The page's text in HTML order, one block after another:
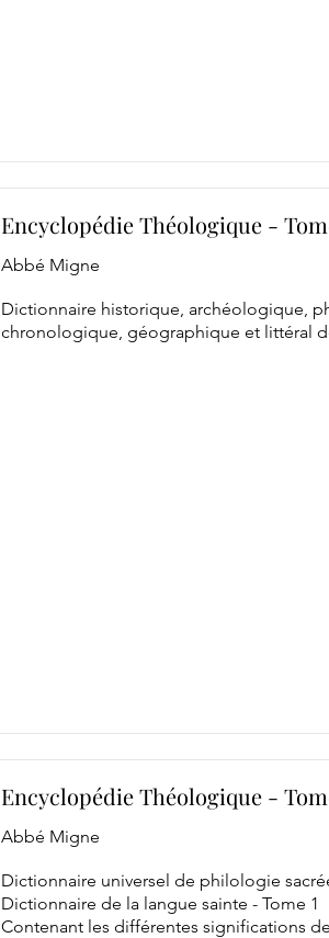
Encyclopédie Théologique -
Abbé Migne
Dictionnaire historique, archéologique,
chronologique, géographique et littéral
Encyclopédie Théologique -
Abbé Migne
Dictionnaire universel de philologie
Dictionnaire de la langue sainte - Tome 1
Contenant les différentes significations